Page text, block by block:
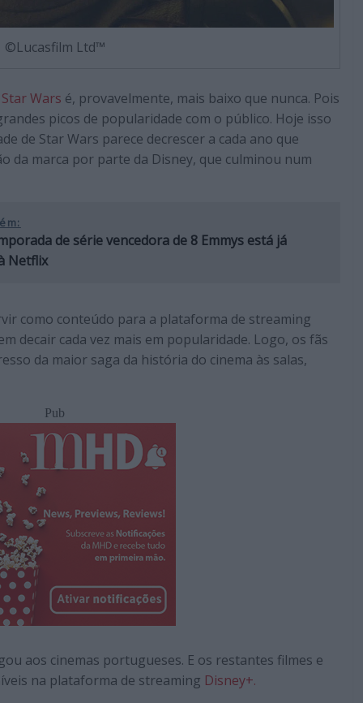
©Lucasfilm Ltd™
Star Wars é, provavelmente, mais baixo que nunca. Pois
picos de popularidade com o público. Hoje isso
de Star Wars parece decrescer a cada ano que
da marca por parte da Disney, que culminou num
de série vencedora de 8 Emmys está já
Netflix
como conteúdo para a plataforma de streaming
decair cada vez mais em popularidade. Logo, os fãs
da maior saga da história do cinema às salas,
Pub
aos cinemas portugueses. E os restantes filmes e
na plataforma de streaming Disney+.